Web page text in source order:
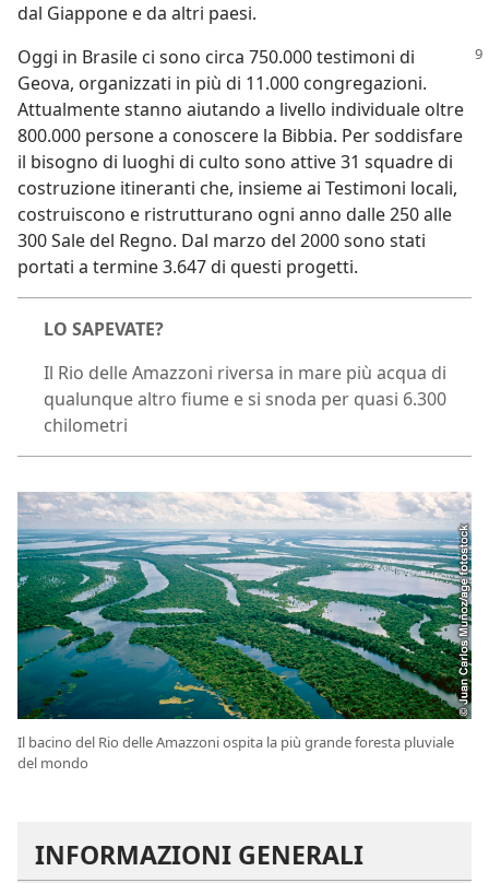
dal Giappone e da altri paesi.
Oggi in Brasile ci sono circa 750.000 testimoni di
Geova, organizzati in più di 11.000 congregazioni.
Attualmente stanno aiutando a livello individuale oltre
800.000 persone a conoscere la Bibbia. Per soddisfare
il bisogno di luoghi di culto sono attive 31 squadre di
costruzione itineranti che, insieme ai Testimoni locali,
costruiscono e ristrutturano ogni anno dalle 250 alle
300 Sale del Regno. Dal marzo del 2000 sono stati
portati a termine 3.647 di questi progetti.
LO SAPEVATE?
Il Rio delle Amazzoni riversa in mare più acqua di
qualunque altro fiume e si snoda per quasi 6.300
chilometri
Il bacino del Rio delle Amazzoni ospita la più grande foresta pluviale
del mondo
INFORMAZIONI GENERALI